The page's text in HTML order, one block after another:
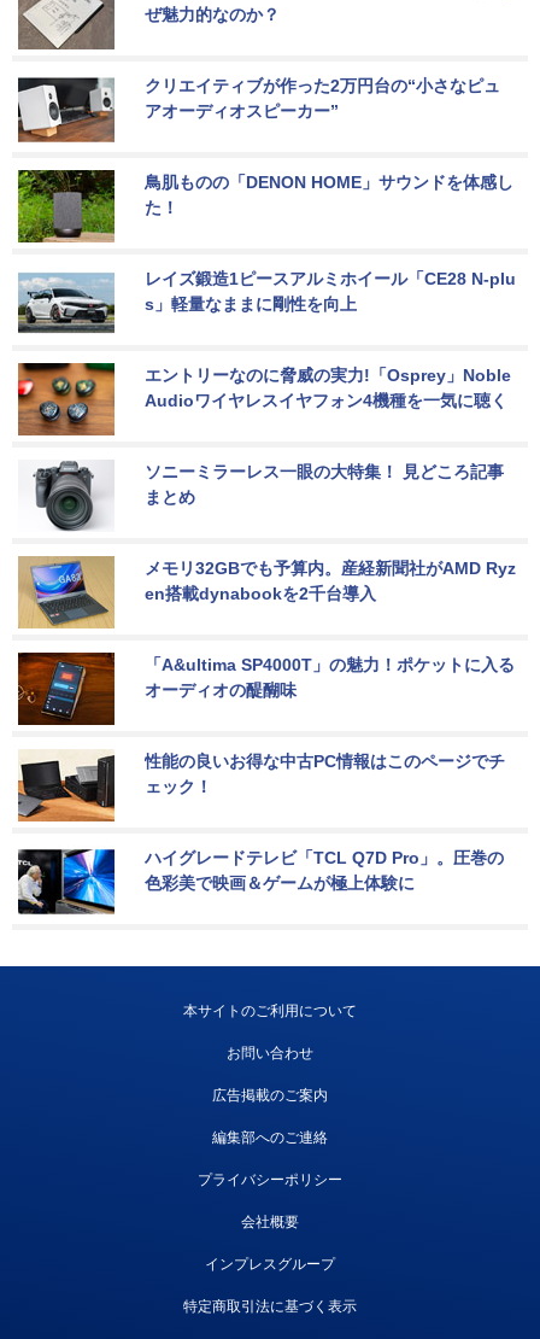
ぜ魅力的なのか？
クリエイティブが作った2万円台の“小さなピュ
アオーディオスピーカー”
鳥肌ものの「DENON HOME」サウンドを体感し
た！
レイズ鍛造1ピースアルミホイール「CE28 N-plu
s」軽量なままに剛性を向上
エントリーなのに脅威の実力!「Osprey」Noble
Audioワイヤレスイヤフォン4機種を一気に聴く
ソニーミラーレス一眼の大特集！ 見どころ記事
まとめ
メモリ32GBでも予算内。産経新聞社がAMD Ryz
en搭載dynabookを2千台導入
「A&ultima SP4000T」の魅力！ポケットに入る
オーディオの醍醐味
性能の良いお得な中古PC情報はこのページでチ
ェック！
ハイグレードテレビ「TCL Q7D Pro」。圧巻の
色彩美で映画＆ゲームが極上体験に
本サイトのご利用について
お問い合わせ
広告掲載のご案内
編集部へのご連絡
プライバシーポリシー
会社概要
インプレスグループ
特定商取引法に基づく表示